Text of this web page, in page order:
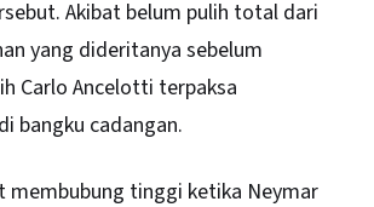
Akibat belum pulih total dari
yang dideritanya sebelum
Carlo Ancelotti terpaksa
bangku cadangan.
membubung tinggi ketika Neymar